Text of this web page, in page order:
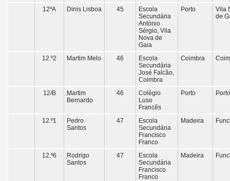
12ºA Dinis Lisboa 45
Escola
Secundária
António
Sérgio, Vila
Nova de
Gaia
Porto
Vila
de
12.º2 Martim Melo 46
Escola
Secundária
José Falcão,
Coimbra
Coimbra
12/B
Martim
Bernardo
46
Colégio
Luso
Francês
Porto Porto
12.º1
Pedro
Santos
47
Escola
Secundária
Francisco
Franco
Madeira
12.º6
Rodrigo
Santos
47
Escola
Secundária
Francisco
Franco
Madeira